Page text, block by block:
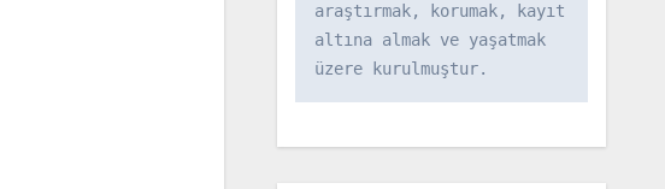
araştırmak, korumak, kayıt
altına almak ve yaşatmak
üzere kurulmuştur.